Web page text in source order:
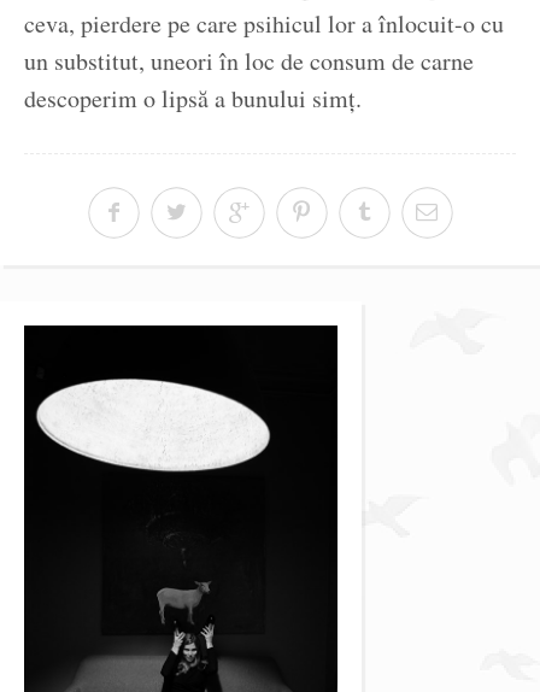
ceva, pierdere pe care psihicul lor a înlocuit-o cu
un substitut, uneori în loc de consum de carne
descoperim o lipsă a bunului simț.